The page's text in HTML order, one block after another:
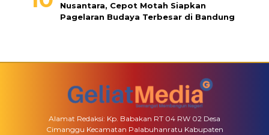
Nusantara, Cepot Motah Siapkan
Pagelaran Budaya Terbesar di Bandung
Alamat Redaksi: Kp. Babakan RT 04 RW 02 Desa
Cimanggu Kecamatan Palabuhanratu Kabupaten